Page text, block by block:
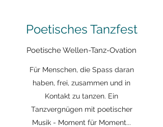
Poetisches Tanzfest
Poetische Wellen-Tanz-Ovation
Für Menschen, die Spass daran
haben, frei, zusammen und in
Kontakt zu tanzen. Ein
Tanzvergnügen mit poetischer
Musik - Moment für Moment...